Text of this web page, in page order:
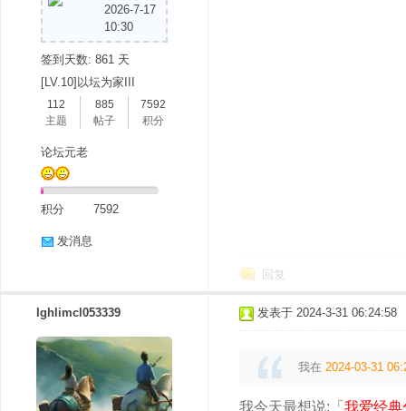
2026-7-17
10:30
签到天数: 861 天
[LV.10]以坛为家III
112
主题
885
帖子
7592
积分
论坛元老
积分 7592
发消息
回复
lghlimcl053339 发表于 2024-3-31 06:24:58
我在 2024-03-31
我今天最想说:「 我爱经典